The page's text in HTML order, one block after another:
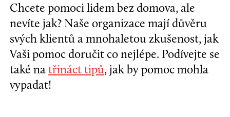
Chcete pomoci lidem bez domova, ale
nevíte jak? Naše organizace mají důvěru
svých klientů a mnohaletou zkušenost, jak
Vaši pomoc doručit co nejlépe. Podívejte se
také natřináct tipů, jak by pomoc mohla
vypadat!